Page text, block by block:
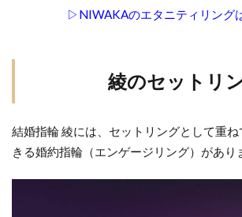
▷NIWAKAのエタニティリング
綾のセットリ
結婚指輪 綾には、セットリングとして重
きる婚約指輪（エンゲージリング）があり